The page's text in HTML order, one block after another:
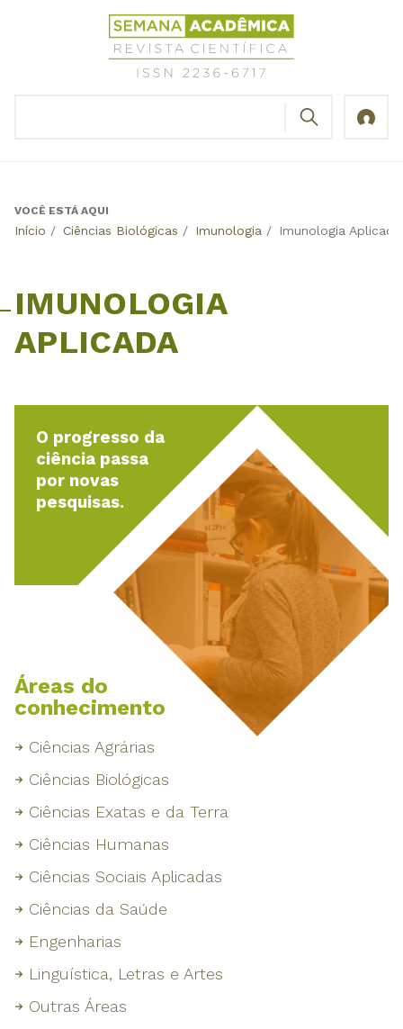
Revista
Científica
Semana
Back
VOCÊ ESTÁ AQUI
Início / Ciências Biológicas / Imunologia / Imunologia Aplicada
IMUNOLOGIA
APLICADA
O progresso da
ciência passa
por novas
pesquisas.
Áreas do
conhecimento
Ciências Agrárias
Ciências Biológicas
Ciências Exatas e da Terra
Ciências Humanas
Ciências Sociais Aplicadas
Ciências da Saúde
Engenharias
Linguística, Letras e Artes
Outras Áreas